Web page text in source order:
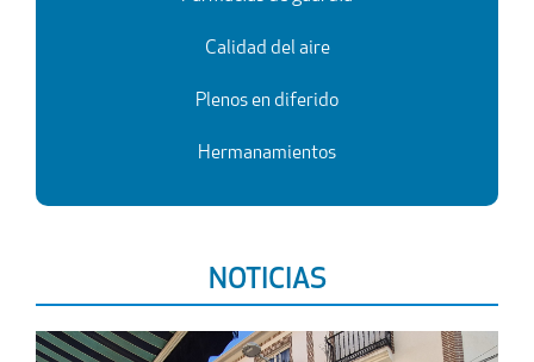
Calidad del aire
Plenos en diferido
Hermanamientos
NOTICIAS